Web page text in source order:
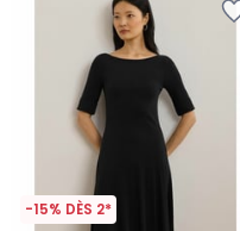
-15% DÈS 2*